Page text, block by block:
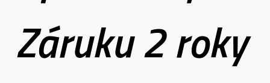
Záruku 2 roky